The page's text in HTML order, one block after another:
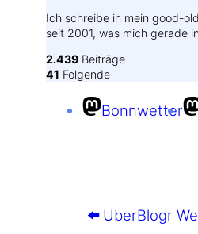
Ich schreibe in mein good-
seit 2001, was mich gerade
2.439 Beiträge
41 Folgende
Bonnwetter
⬅️ UberBlogr